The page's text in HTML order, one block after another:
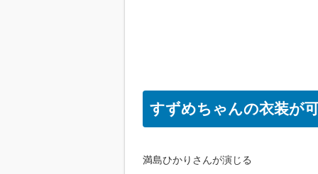
すずめちゃんの衣装が
満島ひかりさんが演じる